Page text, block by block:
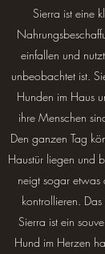
Sierra ist eine
einfallen und
unbeobachtet ist.
Hunden im Haus
ihre Menschen
Den ganzen Tag
Haustür liegen und
neigt sogar
kontrollieren.
Sierra ist ein
Hund im Herzen